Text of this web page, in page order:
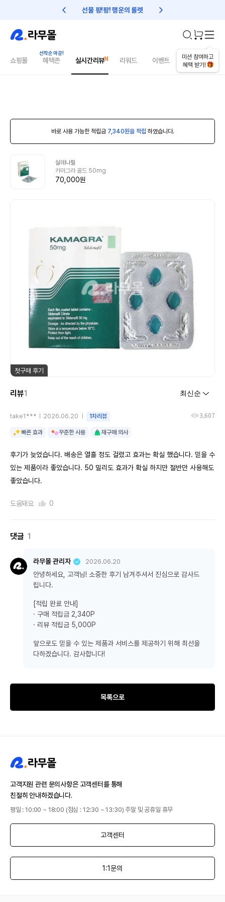
선물 팡!팡! 행운의 룰렛 친구초대 1만원 리워드!
미션 참여하고
혜택 받기!
쇼핑몰 혜택존 실시간리뷰 리워드 이벤트 건강매거진
바로 사용 가능한 적립금 7,340원을 적립 하였습니다.
실데나필
카마그라 골드 50mg
70,000원
첫구매 후기
리뷰1
take1*** 2026.06.20 1차리뷰 3,607
빠른 효과 꾸준한 사용 재구매 의사
후기가 늦었습니다. 배송은 열흘 정도 걸렸고 효과는 확실 했습니다. 믿을 수
있는 제품이라 좋았습니다. 50 밀리도 효과가 확실 하지만 절반만 사용해도
좋았습니다.
도움돼요 0
댓글 1
라무몰 관리자 2026.06.20
안녕하세요, 고객님! 소중한 후기 남겨주셔서 진심으로 감사드
립니다.
[적립 완료 안내]
· 구매 적립금 2,340P
· 리뷰 적립금 5,000P
앞으로도 믿을 수 있는 제품과 서비스를 제공하기 위해 최선을
다하겠습니다. 감사합니다!
목록으로
고객지원 관련 문의사항은 고객센터를 통해
친절히 안내하겠습니다.
평일 : 10:00 ~ 18:00 (점심 : 12:30 ~ 13:30) 주말 및 공휴일 휴무
고객센터
1:1문의